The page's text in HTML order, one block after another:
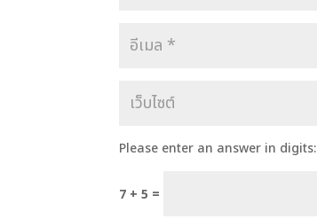
Please enter an answer in digits:
7 + 5 =